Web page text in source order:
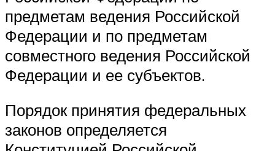
предметам ведения Российской
Федерации и по предметам
совместного ведения Российской
Федерации и ее субъектов.
Порядок принятия федеральных
законов определяется